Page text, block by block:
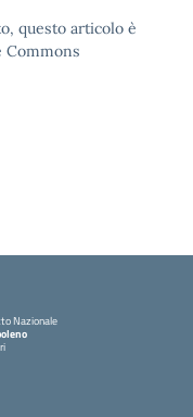
questo articolo è
Commons
Nazionale